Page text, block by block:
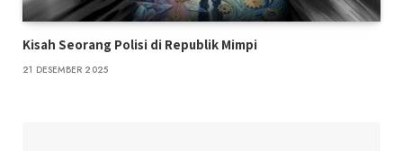
Kisah Seorang Polisi di Republik Mimpi
21 DESEMBER 2025